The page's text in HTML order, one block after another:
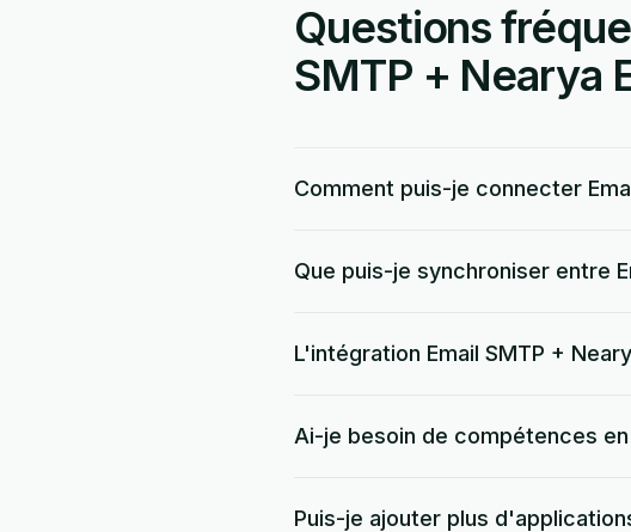
Questions
SMTP + Nearya
Comment puis-je connecter
Que puis-je synchroniser entre
L'intégration Email SMTP +
Ai-je besoin de compétences
Puis-je ajouter plus